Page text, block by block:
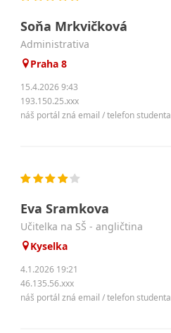
Soňa Mrkvičková
administrativa
Praha 8
15.4.2026 9:43
193.150.25.xxx
náš portál zná email / telefon studenta
Eva Sramkova
učitelka na SŠ - angličtina
Kyselka
4.1.2026 19:21
46.135.56.xxx
náš portál zná email / telefon studenta